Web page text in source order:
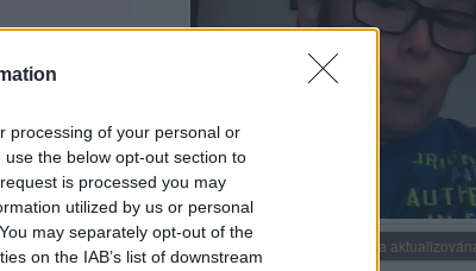
processing of your personal or
the below opt-out section to
is processed you may
utilized by us or personal
may separately opt-out of the
on the IAB’s list of downstream
Neověřeno
Profilová fotografie byla